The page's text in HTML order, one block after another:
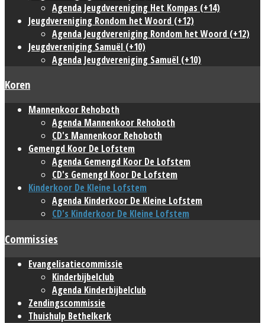
Agenda Jeugdvereniging Het Kompas (+14)
Jeugdvereniging Rondom het Woord (+12)
Agenda Jeugdvereniging Rondom het Woord (+12)
Jeugdvereniging Samuël (+10)
Agenda Jeugdvereniging Samuël (+10)
Koren
Mannenkoor Rehoboth
Agenda Mannenkoor Rehoboth
CD's Mannenkoor Rehoboth
Gemengd Koor De Lofstem
Agenda Gemengd Koor De Lofstem
CD's Gemengd Koor De Lofstem
Kinderkoor De Kleine Lofstem
Agenda Kinderkoor De Kleine Lofstem
CD's Kinderkoor De Kleine Lofstem
Commissies
Evangelisatiecommissie
Kinderbijbelclub
Agenda Kinderbijbelclub
Zendingscommissie
Thuishulp Bethelkerk